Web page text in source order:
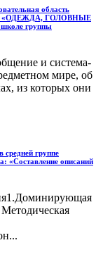
область
«ОДЕЖДА, ГОЛОВНЫЕ
группы
и система­
мире, об
из которых они
средней группе
«Составление описаний
Методическая